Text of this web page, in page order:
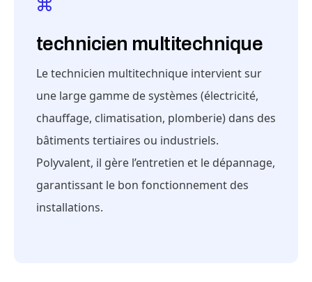
technicien multitechnique
Le technicien multitechnique intervient sur
une large gamme de systèmes (électricité,
chauffage, climatisation, plomberie) dans des
bâtiments tertiaires ou industriels.
Polyvalent, il gère l’entretien et le dépannage,
garantissant le bon fonctionnement des
installations.